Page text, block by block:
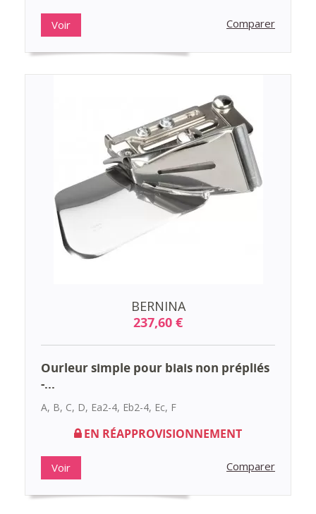
Voir Comparer
BERNINA
237,60 €
Ourleur simple pour biais non prépliés
-...
A, B, C, D, Ea2-4, Eb2-4, Ec, F
EN RÉAPPROVISIONNEMENT
Voir Comparer